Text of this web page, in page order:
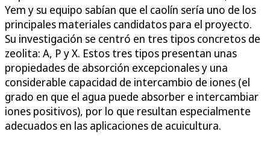
Yem y su equipo sabían que el caolín sería uno de los
principales materiales candidatos para el proyecto.
Su investigación se centró en tres tipos concretos de
zeolita: A, P y X. Estos tres tipos presentan unas
propiedades de absorción excepcionales y una
considerable capacidad de intercambio de iones (el
grado en que el agua puede absorber e intercambiar
iones positivos), por lo que resultan especialmente
adecuados en las aplicaciones de acuicultura.